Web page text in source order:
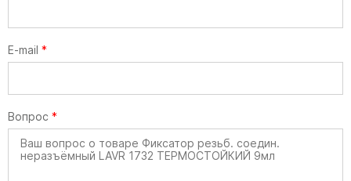
E-mail *
Вопрос *